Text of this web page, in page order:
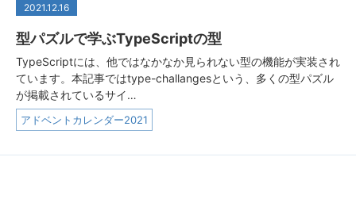
2021.12.16
型パズルで学ぶTypeScriptの型
TypeScriptには、他ではなかなか見られない型の機能が実装され
ています。本記事ではtype-challangesという、多くの型パズル
が掲載されているサイ…
アドベントカレンダー2021